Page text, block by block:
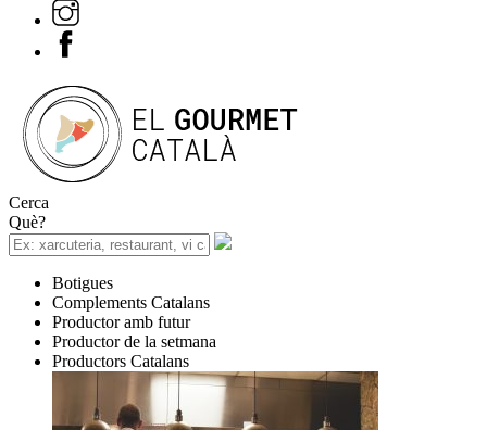
Cerca
Què?
Botigues
Complements Catalans
Productor amb futur
Productor de la setmana
Productors Catalans